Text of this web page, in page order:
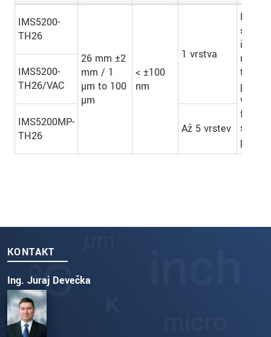
IMS5200-
TH26
26 mm ±2
mm / 1
µm to 100
µm
< ±100
nm
1 vrstva
inline
měření
fólie a
IMS5200-
TH26/VAC
IMS5200MP-
TH26
Až 5 vrstev
KONTAKT
Ing. Juraj Devečka